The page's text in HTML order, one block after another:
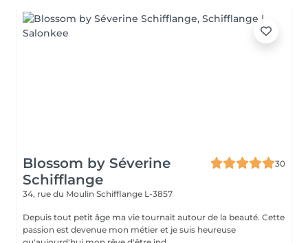
Blossom by Séverine
Schifflange
30
34, rue du Moulin Schifflange L-3857
Depuis tout petit âge ma vie tournait autour de la beauté. Cette
passion est devenue mon métier et je suis heureuse